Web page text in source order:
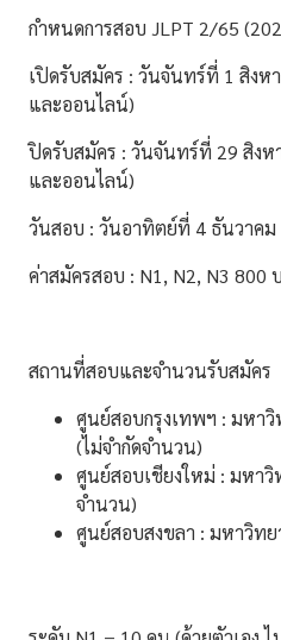
กำหนดการสอบ JLPT 2/65
เปิดรับสมัคร : วันจันทร์ที่ 1 สิง
และออนไลน์)
ปิดรับสมัคร : วันจันทร์ที่ 29 สิง
และออนไลน์)
วันสอบ : วันอาทิตย์ที่ 4 ธันวาคม
ค่าสมัครสอบ : N1, N2, N3 800
สถานที่สอบและจำนวนรับสมัคร
ศูนย์สอบกรุงเทพฯ : มหาวิ
(ไม่จำกัดจำนวน)
ศูนย์สอบเชียงใหม่ : มหาวิ
จำนวน)
ศูนย์สอบสงขลา : มหาวิท